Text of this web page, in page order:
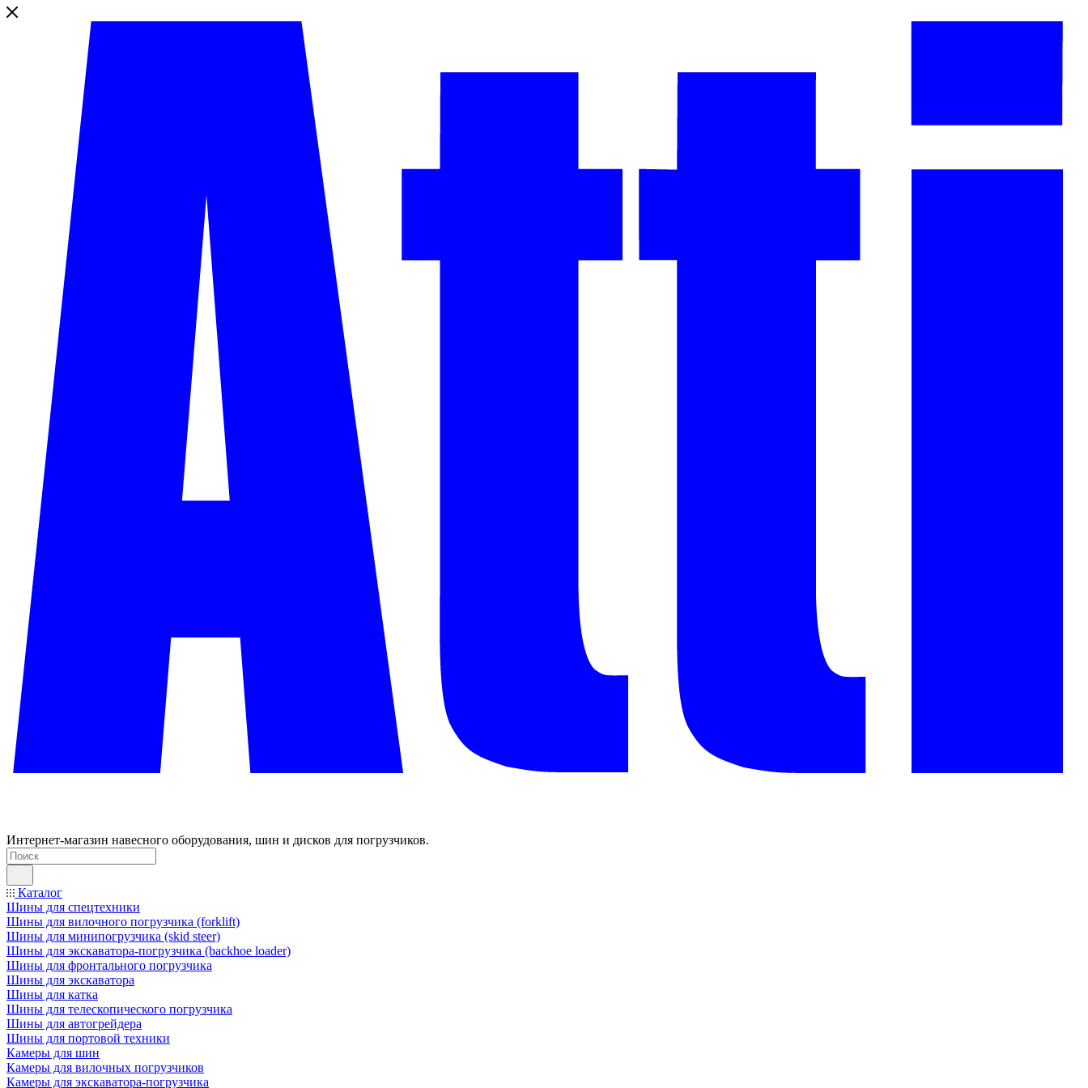
Интернет-магазин навесного оборудования, шин и дисков для погрузчиков.
Каталог
Шины для спецтехники
Шины для вилочного погрузчика (forklift)
Шины для минипогрузчика (skid steer)
Шины для экскаватора-погрузчика (backhoe loader)
Шины для фронтального погрузчика
Шины для экскаватора
Шины для катка
Шины для телескопического погрузчика
Шины для автогрейдера
Шины для портовой техники
Камеры для шин
Камеры для вилочных погрузчиков
Камеры для экскаватора-погрузчика